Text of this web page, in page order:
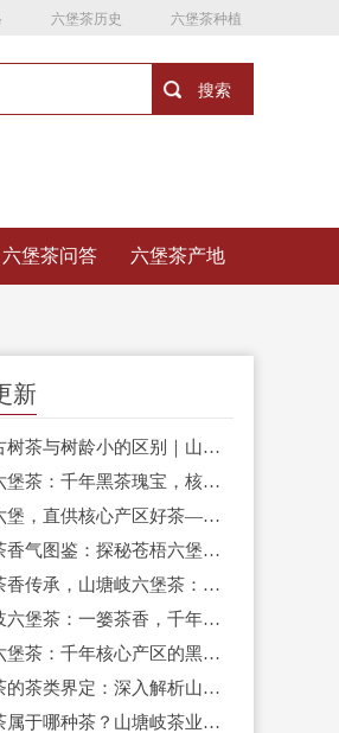
六堡茶历史 六堡茶种植
六堡茶问答 六堡茶产地
新
六堡古树茶与树龄小的区别｜山塘岐六堡茶详解原料底层逻辑，看懂好茶为何选古树
苍梧六堡茶：千年黑茶瑰宝，核心产区的品质传承
寻味六堡，直供核心产区好茶——山塘岐六堡茶邀您共品千年茶香
六堡茶香气图鉴：探秘苍梧六堡镇核心产区的味觉盛宴
千年茶香传承，山塘岐六堡茶：一盏红浓醇厚的岁月回响
山塘岐六堡茶：一篓茶香，千年传承，品味来自核心产区的岁月醇香
梧州六堡茶：千年核心产区的黑茶传奇，山塘岐匠心传承
六堡茶的茶类界定：深入解析山塘岐六堡茶在中国茶谱系的正宗地位
六堡茶属于哪种茶？山塘岐茶业专业解析这一中国黑茶珍品的独特魅力